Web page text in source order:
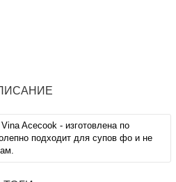
Acecook - изготовлена по
подходит для супов фо и не